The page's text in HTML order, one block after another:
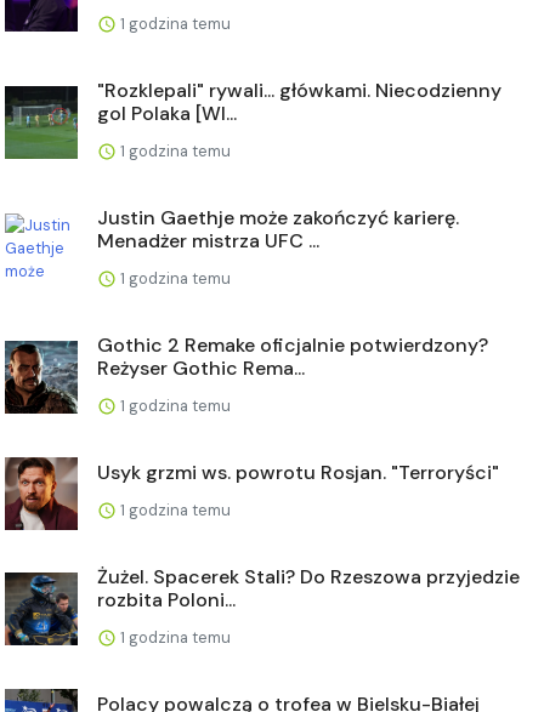
1 godzina temu
"Rozklepali" rywali... główkami. Niecodzienny
gol Polaka [WI...
1 godzina temu
Justin Gaethje może zakończyć karierę.
Menadżer mistrza UFC ...
1 godzina temu
Gothic 2 Remake oficjalnie potwierdzony?
Reżyser Gothic Rema...
1 godzina temu
Usyk grzmi ws. powrotu Rosjan. "Terroryści"
1 godzina temu
Żużel. Spacerek Stali? Do Rzeszowa przyjedzie
rozbita Poloni...
1 godzina temu
Polacy powalczą o trofea w Bielsku-Białej